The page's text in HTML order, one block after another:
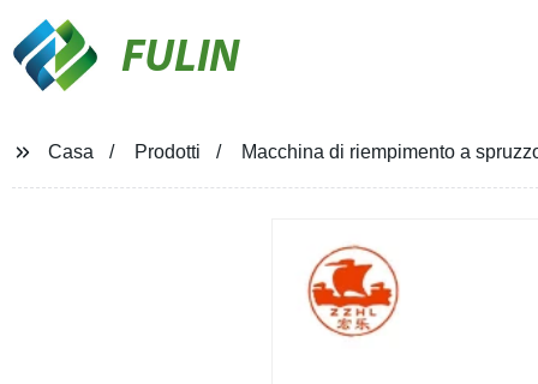
FULIN
Casa Prodotti Macchina di riempimento a